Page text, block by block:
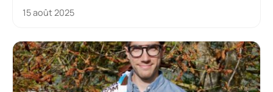
15 août 2025